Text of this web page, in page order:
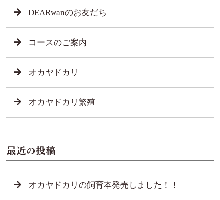
DEARwanのお友だち
コースのご案内
オカヤドカリ
オカヤドカリ繁殖
最近の投稿
オカヤドカリの飼育本発売しました！！